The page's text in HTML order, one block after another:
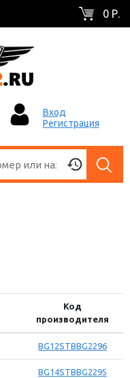
0 Р.
Вход
Регистрация
Код
производителя
BG12STBBG2296
BG14STBBG2295